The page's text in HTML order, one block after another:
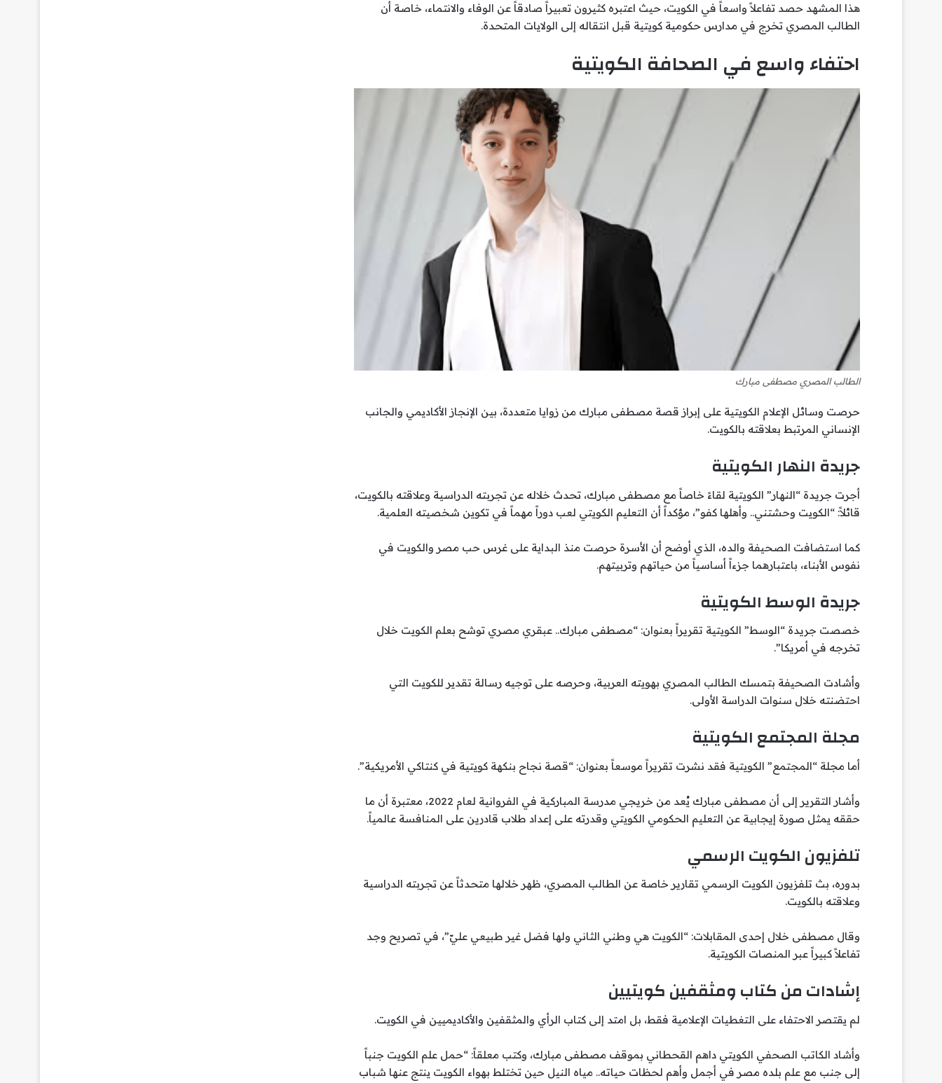
هذا المشهد حصد تفاعلاً واسعاً في الكويت، حيث اعتبره كثيرون تعبيراً صادقاً عن الوفاء والانتماء، خاصة أن
الطالب المصري تخرج في مدارس حكومية كويتية قبل انتقاله إلى الولايات المتحدة.
احتفاء واسع في الصحافة الكويتية
الطالب المصري مصطفى مبارك
حرصت وسائل الإعلام الكويتية على إبراز قصة مصطفى مبارك من زوايا متعددة، بين الإنجاز الأكاديمي والجانب
الإنساني المرتبط بعلاقته بالكويت.
جريدة النهار الكويتية
أجرت جريدة “النهار” الكويتية لقاءً خاصاً مع مصطفى مبارك، تحدث خلاله عن تجربته الدراسية وعلاقته بالكويت،
قائلاً: “الكويت وحشتني.. وأهلها كفو”، مؤكداً أن التعليم الكويتي لعب دوراً مهماً في تكوين شخصيته العلمية.
كما استضافت الصحيفة والده، الذي أوضح أن الأسرة حرصت منذ البداية على غرس حب مصر والكويت في
نفوس الأبناء، باعتبارهما جزءاً أساسياً من حياتهم وتربيتهم.
جريدة الوسط الكويتية
خصصت جريدة “الوسط” الكويتية تقريراً بعنوان: “مصطفى مبارك.. عبقري مصري توشح بعلم الكويت خلال
تخرجه في أمريكا”.
وأشادت الصحيفة بتمسك الطالب المصري بهويته العربية، وحرصه على توجيه رسالة تقدير للكويت التي
احتضنته خلال سنوات الدراسة الأولى.
مجلة المجتمع الكويتية
أما مجلة “المجتمع” الكويتية فقد نشرت تقريراً موسعاً بعنوان: “قصة نجاح بنكهة كويتية في كنتاكي الأمريكية”.
وأشار التقرير إلى أن مصطفى مبارك يُعد من خريجي مدرسة المباركية في الفروانية لعام 2022، معتبرة أن ما
حققه يمثل صورة إيجابية عن التعليم الحكومي الكويتي وقدرته على إعداد طلاب قادرين على المنافسة عالمياً.
تلفزيون الكويت الرسمي
بدوره، بث تلفزيون الكويت الرسمي تقارير خاصة عن الطالب المصري، ظهر خلالها متحدثاً عن تجربته الدراسية
وعلاقته بالكويت.
وقال مصطفى خلال إحدى المقابلات: “الكويت هي وطني الثاني ولها فضل غير طبيعي عليّ”، في تصريح وجد
تفاعلاً كبيراً عبر المنصات الكويتية.
إشادات من كتاب ومثقفين كويتيين
لم يقتصر الاحتفاء على التغطيات الإعلامية فقط، بل امتد إلى كتاب الرأي والمثقفين والأكاديميين في الكويت.
وأشاد الكاتب الصحفي الكويتي داهم القحطاني بموقف مصطفى مبارك، وكتب معلقاً: “حمل علم الكويت جنباً
إلى جنب مع علم بلده مصر في أجمل وأهم لحظات حياته.. مياه النيل حين تختلط بهواء الكويت ينتج عنها شباب